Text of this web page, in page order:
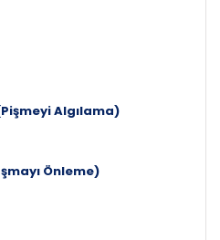
Algılama)
Önleme)